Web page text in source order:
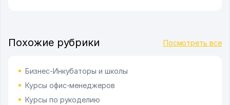
Похожие рубрики Посмотреть все
Бизнес-Инкубаторы и школы
Курсы офис-менеджеров
Курсы по рукоделию